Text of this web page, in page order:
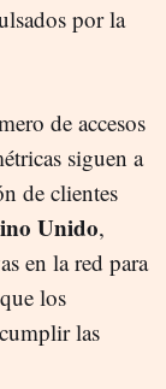
por la
de accesos
siguen a
de clientes
Unido,
en la red para
los
las